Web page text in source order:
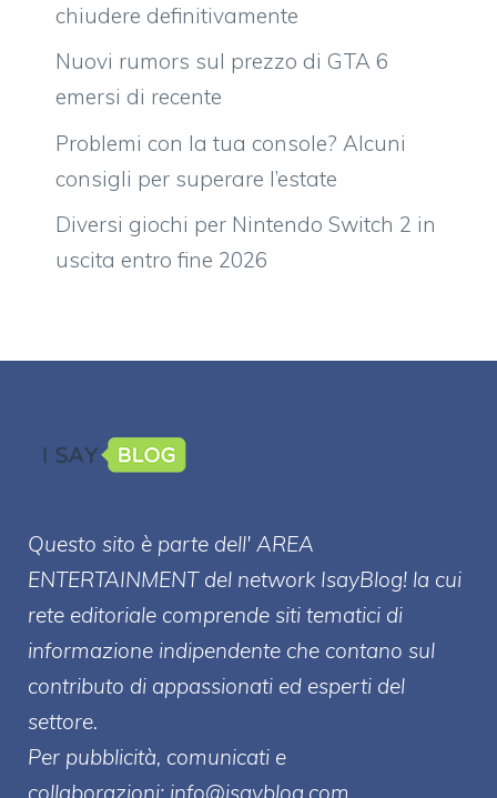
chiudere definitivamente
Nuovi rumors sul prezzo di GTA 6
emersi di recente
Problemi con la tua console? Alcuni
consigli per superare l’estate
Diversi giochi per Nintendo Switch 2 in
uscita entro fine 2026
Questo sito è parte dell' AREA
ENTERTAINMENT del network IsayBlog! la cui
rete editoriale comprende siti tematici di
informazione indipendente che contano sul
contributo di appassionati ed esperti del
settore.
Per pubblicità, comunicati e
collaborazioni: info@isayblog.com